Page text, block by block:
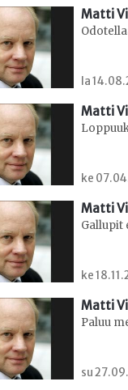
Matti
la
Matti
ke
Matti
Gallupit
ke
Matti
Paluu
su